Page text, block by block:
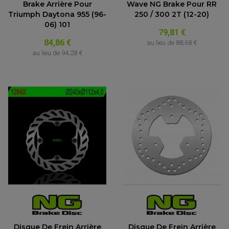
ACCESSOIRES QUAD
ACCESSOIRES ANODISES POUR QUAD
BOUCHON DE RÉSERVOIR QUAD
KIT DÉCO QUAD / SSV
KIT POIGNÉE DE GAZ QUAD
POIGNÉE QUAD
PONTETS / REHAUSSES DE GUIDON
Brake Arrière Pour
Triumph Daytona 955 (96-
06) 101
84,86 €
au lieu de 94,28 €
Wave NG Brake Pour RR
250 / 300 2T (12-20)
79,81 €
au lieu de 88,68 €